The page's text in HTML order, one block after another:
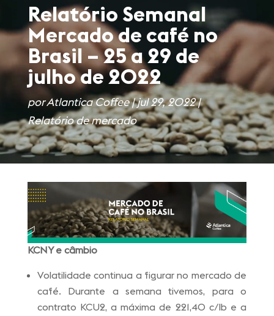
Relatório Semanal
Mercado de café no
Brasil – 25 a 29 de
julho de 2022
porAtlantica Coffee|jul 29, 2022|
Relatório de mercado
KCNY e câmbio
Volatilidade continua a figurar no mercado de
café. Durante a semana tivemos, para o
contrato KCU2, a máxima de 221,40 c/lb e a